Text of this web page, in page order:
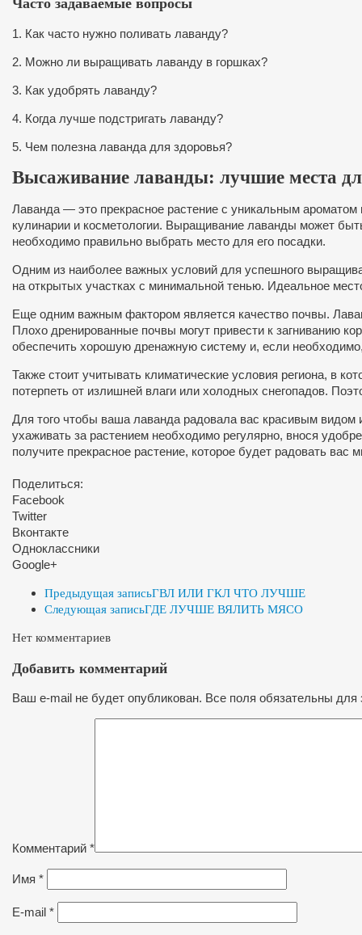
Часто задаваемые вопросы
1. Как часто нужно поливать лаванду?
2. Можно ли выращивать лаванду в горшках?
3. Как удобрять лаванду?
4. Когда лучше подстригать лаванду?
5. Чем полезна лаванда для здоровья?
Высаживание лаванды: лучшие места
Лаванда — это прекрасное растение с уникальным
кулинарии и косметологии. Выращивание лаванды может
необходимо правильно выбрать место для его посадки.
Одним из наиболее важных условий для успешного
на открытых участках с минимальной тенью. Идеальное
Еще одним важным фактором является качество почвы.
Плохо дренированные почвы могут привести к загниванию
обеспечить хорошую дренажную систему и, если
Также стоит учитывать климатические условия региона, в
потерпеть от излишней влаги или холодных снегопадов.
Для того чтобы ваша лаванда радовала вас красивым
ухаживать за растением необходимо регулярно, внося
получите прекрасное растение, которое будет радовать вас
Поделиться:
Facebook
Twitter
Вконтакте
Одноклассники
Google+
Предыдущая записьГВЛ ИЛИ ГКЛ ЧТО ЛУЧШЕ
Следующая записьГДЕ ЛУЧШЕ ВЯЛИТЬ МЯСО
Нет комментариев
Добавить комментарий
Ваш e-mail не будет опубликован. Все поля обязательны для
Комментарий *
Имя *
E-mail *